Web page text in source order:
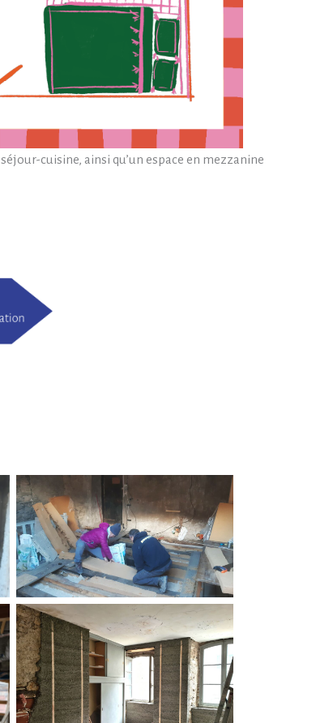
cuisine, ainsi qu’un espace en mezzanine